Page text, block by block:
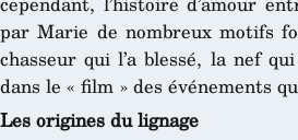
par Marie de nombreux motifs
chasseur qui l’a blessé, la nef
dans le « film » des événements
Les origines du lignage